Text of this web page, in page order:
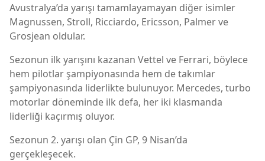
Avustralya’da yarışı tamamlayamayan diğer isimler
Magnussen, Stroll, Ricciardo, Ericsson, Palmer ve
Grosjean oldular.
Sezonun ilk yarışını kazanan Vettel ve Ferrari, böylece
hem pilotlar şampiyonasında hem de takımlar
şampiyonasında liderlikte bulunuyor. Mercedes, turbo
motorlar döneminde ilk defa, her iki klasmanda
liderliği kaçırmış oluyor.
Sezonun 2. yarışı olan Çin GP, 9 Nisan’da
gerçekleşecek.